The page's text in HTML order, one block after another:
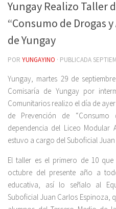
Yungay Realizo Taller
“Consumo de Drogas
de Yungay
POR YUNGAYINO · PUBLICADA
Yungay, martes 29 de
Comisaría de Yungay por
Comunitarios realizo el día de
de Prevención de
dependencia del Liceo Modular
estuvo a cargo del Suboficial
El taller es el primero de 10
octubre del presente año a
educativa, así lo señalo al
Suboficial Juan Carlos Espinoza,